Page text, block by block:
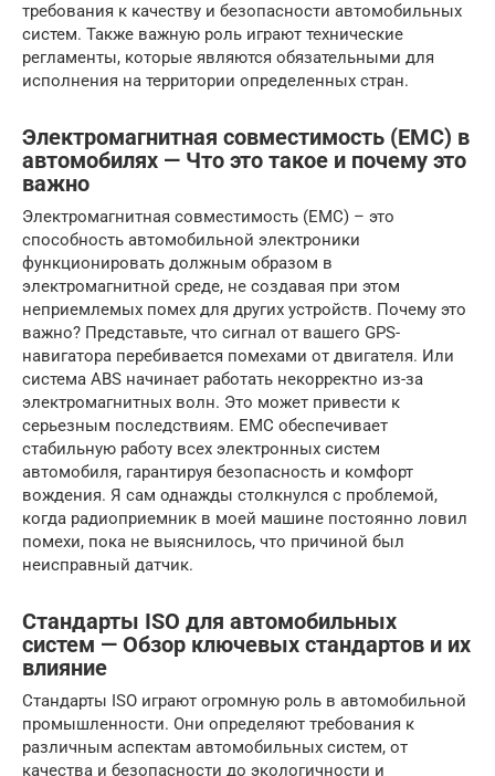
требования к качеству и безопасности автомобильных
систем. Также важную роль играют технические
регламенты, которые являются обязательными для
исполнения на территории определенных стран.
Электромагнитная совместимость (EMC) в
автомобилях — Что это такое и почему это
важно
Электромагнитная совместимость (EMC) – это
способность автомобильной электроники
функционировать должным образом в
электромагнитной среде, не создавая при этом
неприемлемых помех для других устройств. Почему это
важно? Представьте, что сигнал от вашего GPS-
навигатора перебивается помехами от двигателя. Или
система ABS начинает работать некорректно из-за
электромагнитных волн. Это может привести к
серьезным последствиям. EMC обеспечивает
стабильную работу всех электронных систем
автомобиля, гарантируя безопасность и комфорт
вождения. Я сам однажды столкнулся с проблемой,
когда радиоприемник в моей машине постоянно ловил
помехи, пока не выяснилось, что причиной был
неисправный датчик.
Стандарты ISO для автомобильных
систем — Обзор ключевых стандартов и их
влияние
Стандарты ISO играют огромную роль в автомобильной
промышленности. Они определяют требования к
различным аспектам автомобильных систем, от
качества и безопасности до экологичности и